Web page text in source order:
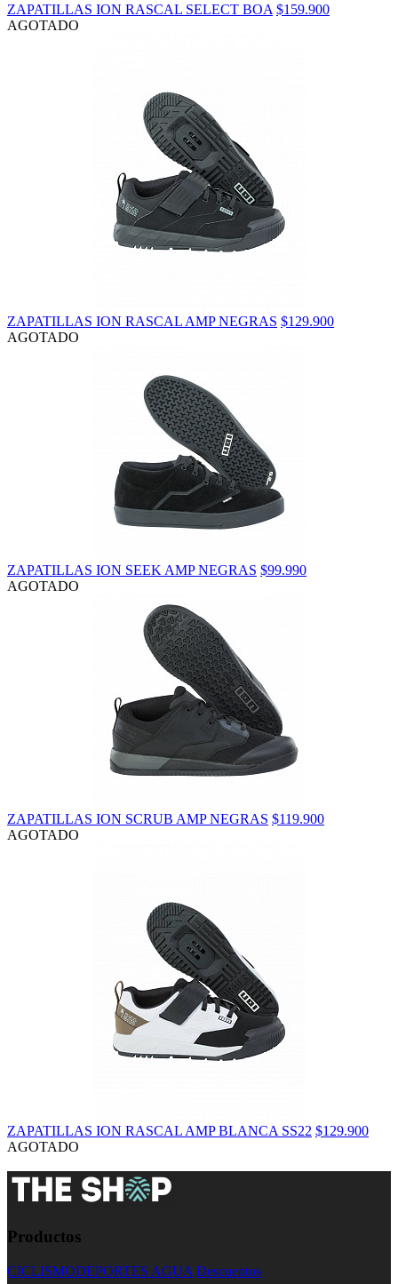
ZAPATILLAS ION RASCAL SELECT BOA $159.900
AGOTADO
ZAPATILLAS ION RASCAL AMP NEGRAS $129.900
AGOTADO
ZAPATILLAS ION SEEK AMP NEGRAS $99.990
AGOTADO
ZAPATILLAS ION SCRUB AMP NEGRAS $119.900
AGOTADO
ZAPATILLAS ION RASCAL AMP BLANCA SS22 $129.900
AGOTADO
Productos
CICLISMODEPORTES AGUA Descuentos